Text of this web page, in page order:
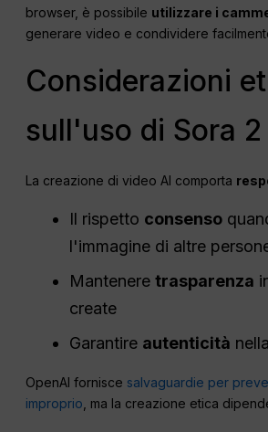
browser, è possibile utilizzare i
generare video e condividere
Considerazioni
sull'uso di Sora 2
La creazione di video AI comporta
Il rispetto consenso
l'immagine di altre
Manteneretrasparenza
create
Garantire autenticità
OpenAI fornisce salvaguardie per
improprio , ma la creazione etica